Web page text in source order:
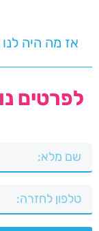
אז מה היה
לפרטים